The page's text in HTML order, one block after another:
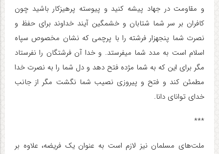
و مقاومت در جهاد پیشه کنید و پیوسته پرهیزکار باشید چون
کافران بر سر شما شتابان و خشمگین آیند خداوند برای حفظ و
نصرت شما پنجهزار فرشته را با پرچمی که نشان مخصوص سپاه
اسلام است به مدد شما می‏فرستد. و خدا آن فرشتگان را نفرستاد
مگر برای این که به شما مژده فتح دهد و دل شما را به نصرت خدا
مطمئن کند و فتح و پیروزی نصیب شما نگشت مگر از جانب
خدای توانای دانا.
***
ملت‌های مسلمان نیز لازم است به عنوان یک فریضه، علاوه بر